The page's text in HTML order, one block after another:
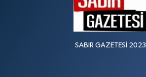
SABIR GAZETESİ 2023